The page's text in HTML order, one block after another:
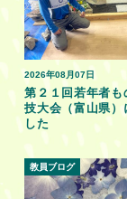
2026年08月07日
第２１回若年者も
技大会（富山県）
した
教員ブログ